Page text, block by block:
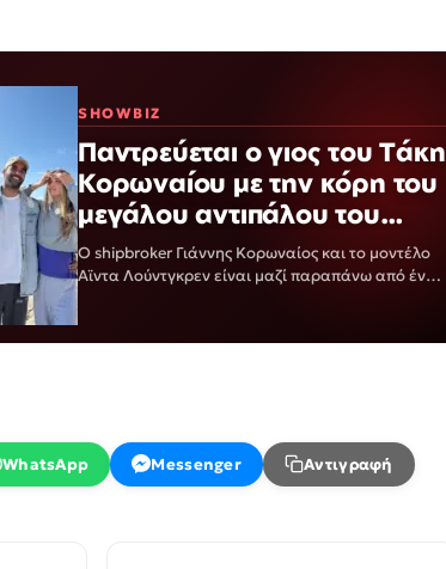
SHOWBIZ
Παντρεύεται ο γιος του Τάκη
Κορωναίου με την κόρη του
μεγάλου αντιπάλου του
«Ρόκι»
Ο shipbroker Γιάννης Κορωναίος και το μοντέλο
Αϊντα Λούντγκρεν είναι μαζί παραπάνω από έναν
WhatsApp Messenger Αντιγραφή